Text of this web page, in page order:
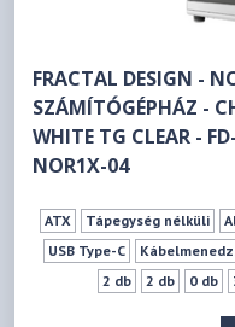
FRACTAL DESIGN -
SZÁMÍTÓGÉPHÁZ -
WHITE TG CLEAR -
NOR1X-04
ATX Tápegység nélküli
USB Type-C
2 db
2 db 0 db